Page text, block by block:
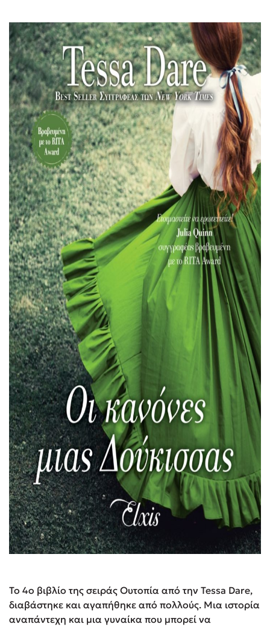
Το 4ο βιβλίο της σειράς Ουτοπία από την Tessa Dare,
διαβάστηκε και αγαπήθηκε από πολλούς. Μια ιστορία
αναπάντεχη και μια γυναίκα που μπορεί να